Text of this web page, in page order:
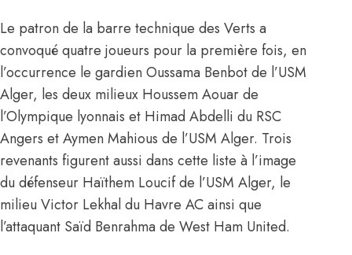
Le patron de la barre technique des Verts a
convoqué quatre joueurs pour la première fois, en
l’occurrence le gardien Oussama Benbot de l’USM
Alger, les deux milieux Houssem Aouar de
l’Olympique lyonnais et Himad Abdelli du RSC
Angers et Aymen Mahious de l’USM Alger. Trois
revenants figurent aussi dans cette liste à l’image
du défenseur Haïthem Loucif de l’USM Alger, le
milieu Victor Lekhal du Havre AC ainsi que
l’attaquant Saïd Benrahma de West Ham United.